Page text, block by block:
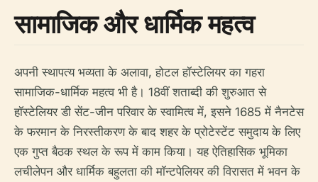
सामाजिक और धार्मिक महत्व
अपनी स्थापत्य भव्यता के अलावा, होटल हॉस्टेलियर का गहरा
सामाजिक-धार्मिक महत्व भी है। 18वीं शताब्दी की शुरुआत से
हॉस्टेलियर डी सेंट-जीन परिवार के स्वामित्व में, इसने 1685 में नैनटेस
के फरमान के निरस्तीकरण के बाद शहर के प्रोटेस्टेंट समुदाय के लिए
एक गुप्त बैठक स्थल के रूप में काम किया। यह ऐतिहासिक भूमिका
लचीलेपन और धार्मिक बहुलता की मॉन्टपेलियर की विरासत में भवन के